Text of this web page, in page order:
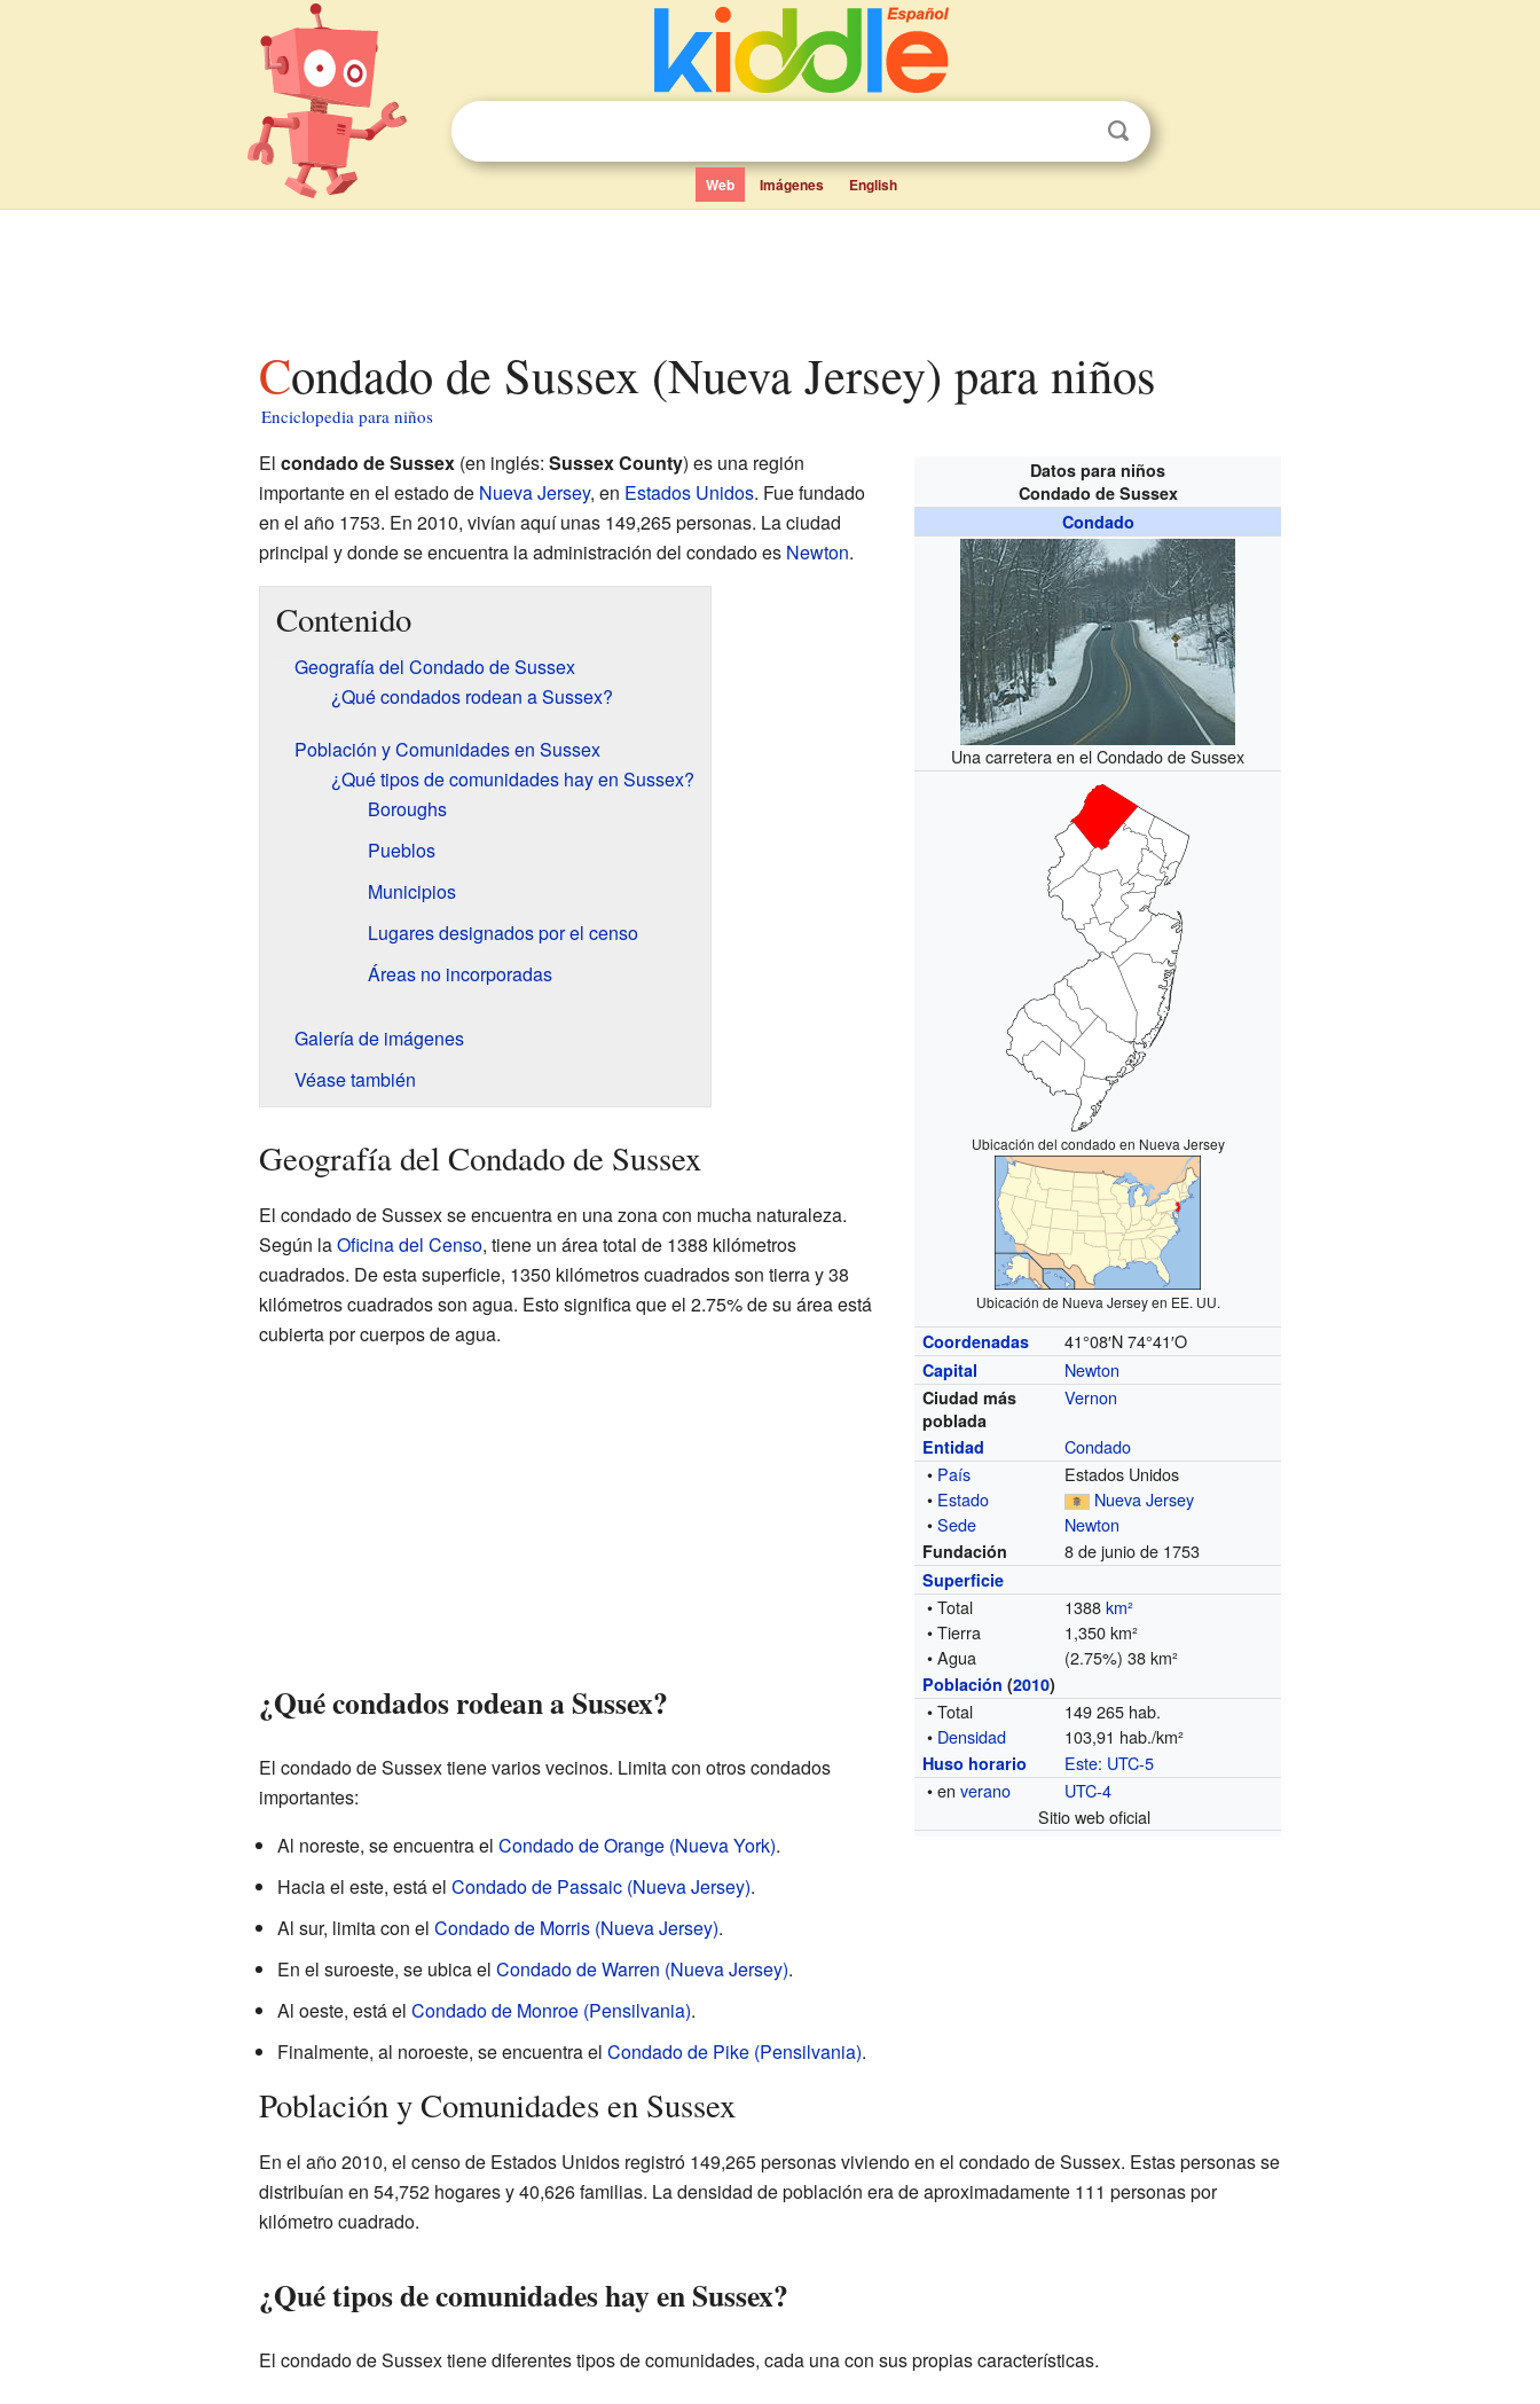
Web Imágenes English
Condado de Sussex (Nueva Jersey) para niños
Enciclopedia para niños
Datos para niños
Condado de Sussex
Condado
Una carretera en el Condado de Sussex
Ubicación del condado en Nueva Jersey
Ubicación de Nueva Jersey en EE. UU.
Coordenadas 41°08′N 74°41′O
Capital Newton
Ciudad más
poblada
Vernon
Entidad
Condado
• País
Estados Unidos
• Estado
Nueva Jersey
•Sede Newton
Fundación 8 de junio de 1753
Superficie
• Total 1388km²
• Tierra
1,350 km²
• Agua
(2.75%) 38 km²
Población (2010)
• Total
149 265 hab.
• Densidad 103,91 hab./km²
Huso horario Este: UTC-5
• enverano
UTC-4
Sitio web oficial
El condado de Sussex(en inglés: Sussex County) es una región
importante en el estado de Nueva Jersey, en Estados Unidos. Fue fundado
en el año 1753. En 2010, vivían aquí unas 149,265 personas. La ciudad
principal y donde se encuentra la administración del condado es Newton.
Contenido
Geografía del Condado de Sussex
¿Qué condados rodean a Sussex?
Población y Comunidades en Sussex
¿Qué tipos de comunidades hay en Sussex?
Boroughs
Pueblos
Municipios
Lugares designados por el censo
Áreas no incorporadas
Galería de imágenes
Véase también
Geografía del Condado de Sussex
El condado de Sussex se encuentra en una zona con mucha naturaleza.
Según laOficina del Censo, tiene un área total de 1388 kilómetros
cuadrados. De esta superficie, 1350 kilómetros cuadrados son tierra y 38
kilómetros cuadrados son agua. Esto significa que el 2.75% de su área está
cubierta por cuerpos de agua.
¿Qué condados rodean a Sussex?
El condado de Sussex tiene varios vecinos. Limita con otros condados
importantes:
Al noreste, se encuentra el Condado de Orange (Nueva York).
Hacia el este, está el Condado de Passaic (Nueva Jersey).
Al sur, limita con el Condado de Morris (Nueva Jersey).
En el suroeste, se ubica el Condado de Warren (Nueva Jersey).
Al oeste, está el Condado de Monroe (Pensilvania).
Finalmente, al noroeste, se encuentra el Condado de Pike (Pensilvania).
Población y Comunidades en Sussex
En el año 2010, el censo de Estados Unidos registró 149,265 personas viviendo en el condado de Sussex. Estas personas se
distribuían en 54,752 hogares y 40,626 familias. La densidad de población era de aproximadamente 111 personas por
kilómetro cuadrado.
¿Qué tipos de comunidades hay en Sussex?
El condado de Sussex tiene diferentes tipos de comunidades, cada una con sus propias características.